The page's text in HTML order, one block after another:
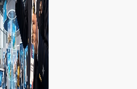
BOŞ BAKKAL…
PAZAR GÜNLERi DE
iBADETiNE AÇILIR MI?
umulandan erken açıldı. Ne